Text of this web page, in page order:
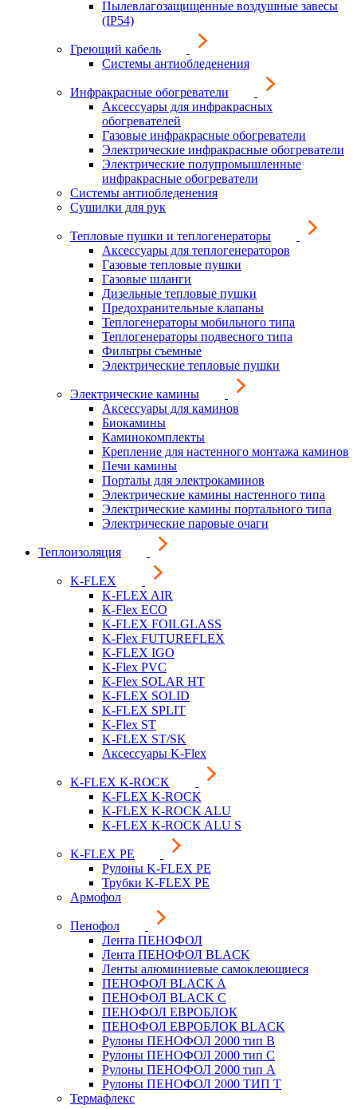
Пылевлагозащищенные воздушные завесы
(IP54)
Греющий кабель
Системы антиобледенения
Инфракрасные обогреватели
Аксессуары для инфракрасных
обогревателей
Газовые инфракрасные обогреватели
Электрические инфракрасные обогреватели
Электрические полупромышленные
инфракрасные обогреватели
Системы антиобледенения
Сушилки для рук
Тепловые пушки и теплогенераторы
Аксессуары для теплогенераторов
Газовые тепловые пушки
Газовые шланги
Дизельные тепловые пушки
Предохранительные клапаны
Теплогенераторы мобильного типа
Теплогенераторы подвесного типа
Фильтры съемные
Электрические тепловые пушки
Электрические камины
Аксессуары для каминов
Биокамины
Каминокомплекты
Крепление для настенного монтажа каминов
Печи камины
Порталы для электрокаминов
Электрические камины настенного типа
Электрические камины портального типа
Электрические паровые очаги
Теплоизоляция
K-FLEX
K-FLEX AIR
K-Flex ECO
K-FLEX FOILGLASS
K-Flex FUTUREFLEX
K-FLEX IGO
K-Flex PVC
K-Flex SOLAR HT
K-FLEX SOLID
K-FLEX SPLIT
K-Flex ST
K-FLEX ST/SK
Аксессуары K-Flex
K-FLEX K-ROCK
K-FLEX K-ROCK
K-FLEX K-ROCK ALU
K-FLEX K-ROCK ALU S
K-FLEX PE
Рулоны K-FLEX PE
Трубки K-FLEX PE
Армофол
Пенофол
Лента ПЕНОФОЛ
Лента ПЕНОФОЛ BLACK
Ленты алюминиевые самоклеющиеся
ПЕНОФОЛ BLACK A
ПЕНОФОЛ BLACK С
ПЕНОФОЛ ЕВРОБЛОК
ПЕНОФОЛ ЕВРОБЛОК BLACK
Рулоны ПЕНОФОЛ 2000 тип B
Рулоны ПЕНОФОЛ 2000 тип C
Рулоны ПЕНОФОЛ 2000 тип А
Рулоны ПЕНОФОЛ 2000 ТИП Т
Термафлекс